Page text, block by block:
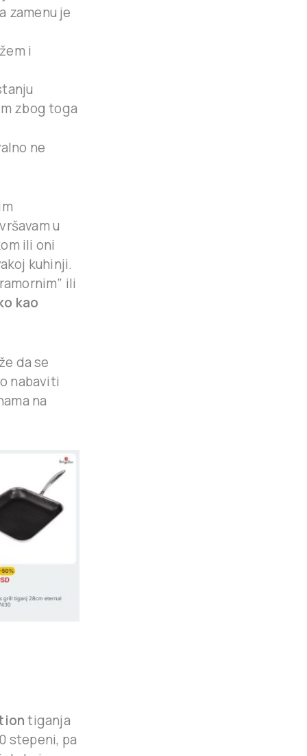
zamenu je
i
zbog toga
ne
u
ili oni
kuhinji.
ili
kao
da se
nabaviti
na
tiganja
stepeni, pa